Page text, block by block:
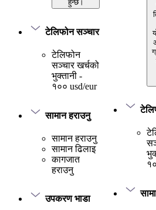
हुन्छ।
टेलिफोन सञ्चार
टेलिफोन
सञ्चार खर्चको
भुक्तानी -
१०० usd/eur
सामान हराउनु
सामान हराउनु
सामान ढिलाइ
कागजात
हराउनु
उपकरण भाडा